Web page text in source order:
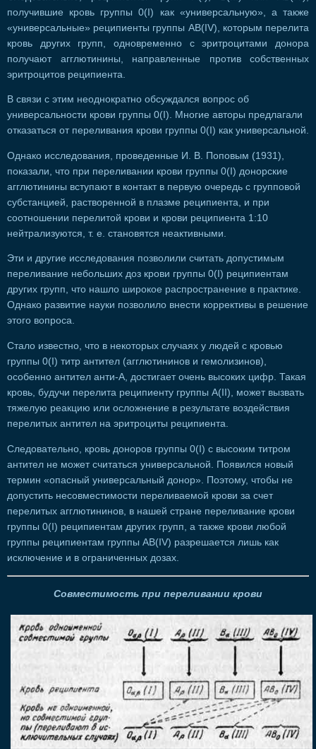
получившие кровь группы 0(I) как «универсальную», а также
«универсальные» реципиенты группы AB(IV), которым перелита
кровь других групп, одновременно с эритроцитами донора
получают агглютинины, направленные против собственных
эритроцитов реципиента.
В связи с этим неоднократно обсуждался вопрос об
универсальности крови группы 0(I). Многие авторы предлагали
отказаться от переливания крови группы 0(I) как универсальной.
Однако исследования, проведенные И. В. Поповым (1931),
показали, что при переливании крови группы 0(I) донорские
агглютинины вступают в контакт в первую очередь с групповой
субстанцией, растворенной в плазме реципиента, и при
соотношении перелитой крови и крови реципиента 1:10
нейтрализуются, т. е. становятся неактивными.
Эти и другие исследования позволили считать допустимым
переливание небольших доз крови группы 0(I) реципиентам
других групп, что нашло широкое распространение в практике.
Однако развитие науки позволило внести коррективы в решение
этого вопроса.
Стало известно, что в некоторых случаях у людей с кровью
группы 0(I) титр антител (агглютининов и гемолизинов),
особенно антител анти-А, достигает очень высоких цифр. Такая
кровь, будучи перелита реципиенту группы А(II), может вызвать
тяжелую реакцию или осложнение в результате воздействия
перелитых антител на эритроциты реципиента.
Следовательно, кровь доноров группы 0(I) с высоким титром
антител не может считаться универсальной. Появился новый
термин «опасный универсальный донор». Поэтому, чтобы не
допустить несовместимости переливаемой крови за счет
перелитых агглютининов, в нашей стране переливание крови
группы 0(I) реципиентам других групп, а также крови любой
группы реципиентам группы AB(IV) разрешается лишь как
исключение и в ограниченных дозах.
Совместимость при переливании крови